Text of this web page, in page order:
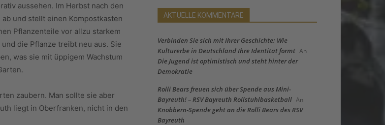
aussehen. Im Herbst nach den
und stellt einen Kompostkasten
Pflanzenteile vor allzu starkem
die Pflanze treibt neu aus. Sie
was sie mit üppigem Wachstum
zaubern. Man sollte sie aber
liegt in Oberfranken, nicht in den
AKTUELLE KOMMENTARE
Verbinden Sie sich mit Ihrer Geschichte: Wie
Kulturerbe in Deutschland Ihre Identität formt An
Die Jugend ist optimistisch und steht hinter der
Demokratie
Rolli Bears freuen sich über Spende aus Mini-
Bayreuth! – RSV Bayreuth Rollstuhlbasketball An
Knobbern-Spende geht an die Rolli Bears des RSV
Bayreuth